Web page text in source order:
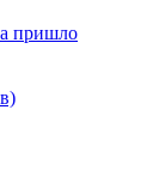
пришло